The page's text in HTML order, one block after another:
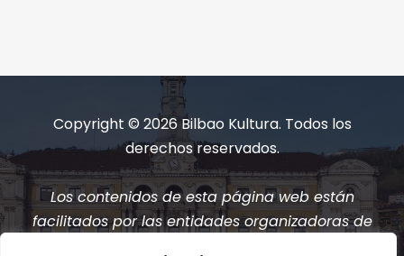
Copyright © 2026 Bilbao Kultura. Todos los
derechos reservados.
Los contenidos de esta página web están
facilitados por las entidades organizadoras de